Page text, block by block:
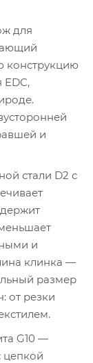
для
конструкцию
и
стали D2 с
и
клинка —
размер
от резки
G10 —
цепкой